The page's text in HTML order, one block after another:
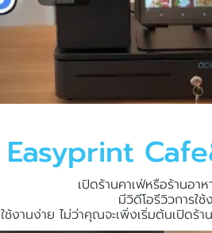
Easyprint
เปิดร้านคาเฟ่หรือร้านอา
มีวิดีโอรีวิวการใ
ใช้งานง่าย ไม่ว่าคุณจะเพิ่งเริ่มต้นเปิดร้